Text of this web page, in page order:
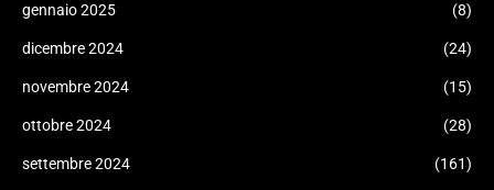
gennaio 2025 (8)
dicembre 2024 (24)
novembre 2024 (15)
ottobre 2024 (28)
settembre 2024 (161)